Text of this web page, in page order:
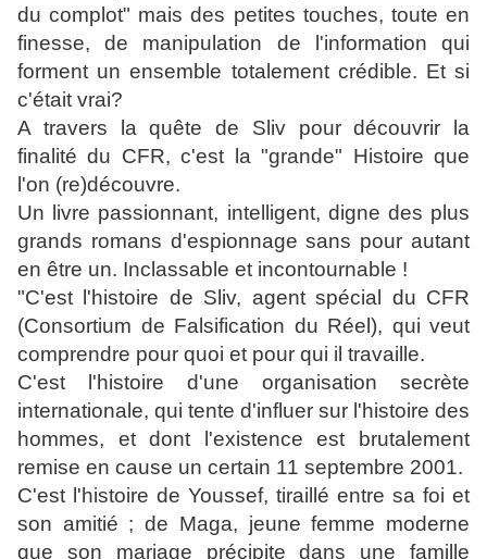
du complot" mais des petites touches, toute en
finesse, de manipulation de l'information qui
forment un ensemble totalement crédible. Et si
c'était vrai?
A travers la quête de Sliv pour découvrir la
finalité du CFR, c'est la "grande" Histoire que
l'on (re)découvre.
Un livre passionnant, intelligent, digne des plus
grands romans d'espionnage sans pour autant
en être un. Inclassable et incontournable !
"C'est l'histoire de Sliv, agent spécial du CFR
(Consortium de Falsification du Réel), qui veut
comprendre pour quoi et pour qui il travaille.
C'est l'histoire d'une organisation secrète
internationale, qui tente d'influer sur l'histoire des
hommes, et dont l'existence est brutalement
remise en cause un certain 11 septembre 2001.
C'est l'histoire de Youssef, tiraillé entre sa foi et
son amitié ; de Maga, jeune femme moderne
que son mariage précipite dans une famille